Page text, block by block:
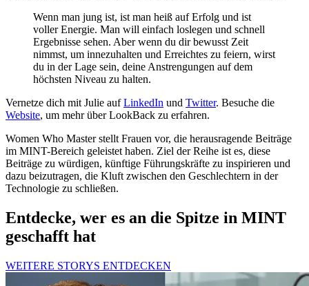
Wenn man jung ist, ist man heiß auf Erfolg und ist
voller Energie. Man will einfach loslegen und schnell
Ergebnisse sehen. Aber wenn du dir bewusst Zeit
nimmst, um innezuhalten und Erreichtes zu feiern, wirst
du in der Lage sein, deine Anstrengungen auf dem
höchsten Niveau zu halten.
Vernetze dich mit Julie aufLinkedIn und Twitter. Besuche die
Website, um mehr über LookBack zu erfahren.
Women Who Master stellt Frauen vor, die herausragende Beiträge
im MINT-Bereich geleistet haben. Ziel der Reihe ist es, diese
Beiträge zu würdigen, künftige Führungskräfte zu inspirieren und
dazu beizutragen, die Kluft zwischen den Geschlechtern in der
Technologie zu schließen.
Entdecke, wer es an die Spitze in MINT
geschafft hat
WEITERE STORYS ENTDECKEN